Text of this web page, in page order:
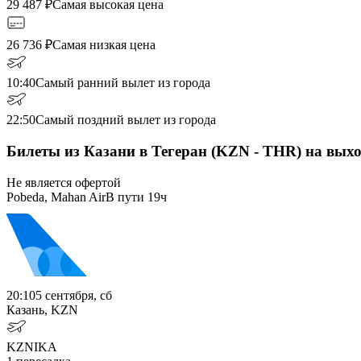
29 487 ₽Самая высокая цена
26 736 ₽Самая низкая цена
10:40Самый ранний вылет из города
22:50Самый поздний вылет из города
Билеты из Казани в Тегеран (KZN - THR) на
Не является офертой
Pobeda, Mahan AirВ пути 19ч
20:105 сентября, сб
Казань, KZN
KZNIKA